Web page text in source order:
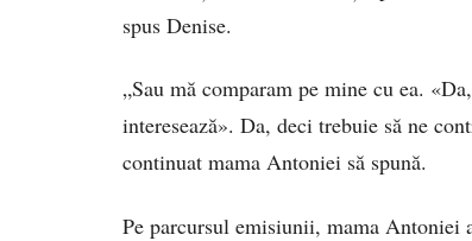
spus Denise.
„Sau mă comparam pe mine cu ea.
interesează». Da, deci trebuie să ne
continuat mama Antoniei să spună.
Pe parcursul emisiunii, mama Antoniei